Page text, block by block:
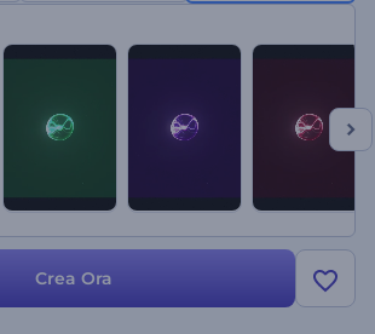
una presentazione elettrizzante. Crea ora!
Crea Ora